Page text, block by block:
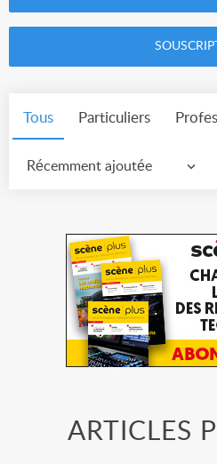
Tous Particuliers
Récemment ajoutée
ARTICLES